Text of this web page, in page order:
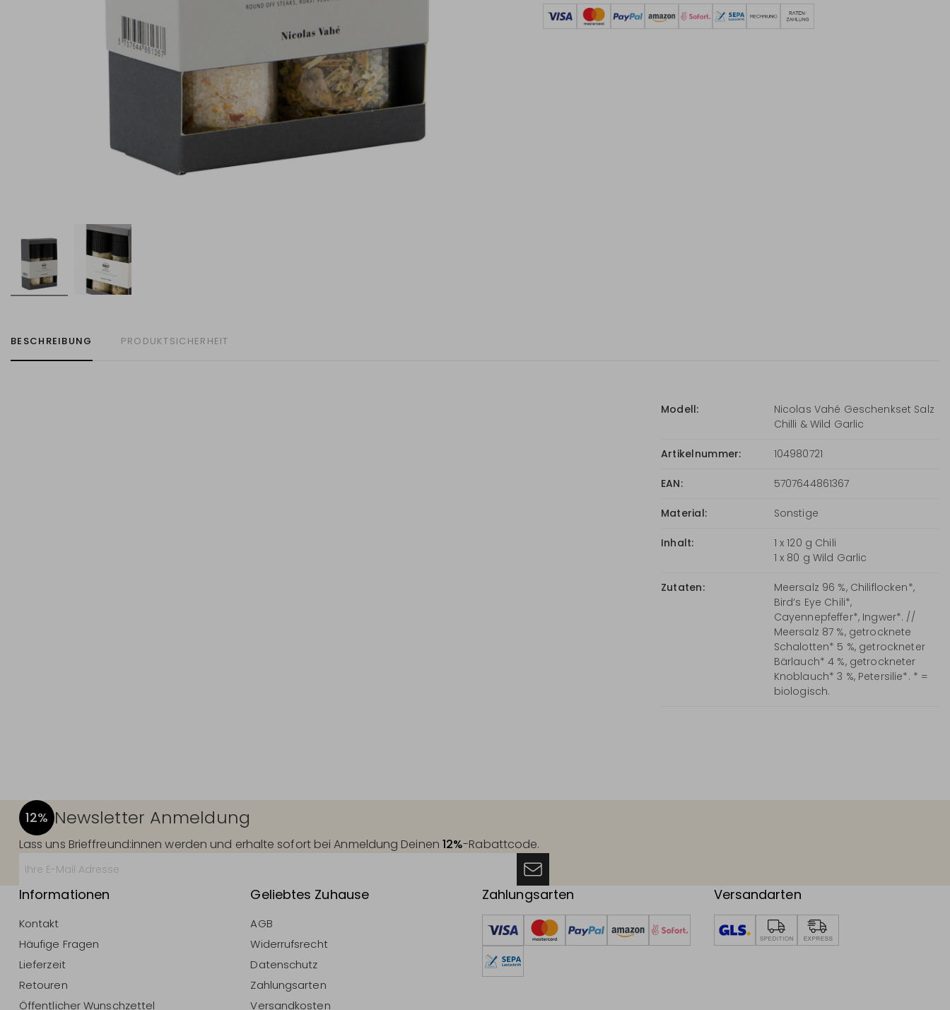
BESCHREIBUNG PRODUKTSICHERHEIT
Modell:
Nicolas Vahé Geschenkset Salz
Chilli & Wild Garlic
Artikelnummer: 104980721
EAN: 5707644861367
Material: Sonstige
Inhalt:
1 x 120 g Chili
1 x 80 g Wild Garlic
Zutaten:
Meersalz 96 %, Chiliflocken*,
Bird‘s Eye Chili*,
Cayennepfeffer*, Ingwer*. //
Meersalz 87 %, getrocknete
Schalotten* 5 %, getrockneter
Bärlauch* 4 %, getrockneter
Knoblauch* 3 %, Petersilie*. * =
biologisch.
12% Newsletter Anmeldung
Lass uns Brieffreund:innen werden und erhalte sofort bei Anmeldung Deinen 12%-Rabattcode.
Informationen
Kontakt
Häufige Fragen
Lieferzeit
Retouren
Öffentlicher Wunschzettel
Geliebtes Zuhause
AGB
Widerrufsrecht
Datenschutz
Zahlungsarten
Versandkosten
Zahlungsarten Versandarten